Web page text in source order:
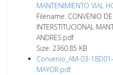
MANTENIMIENTO VIAL
Filename: CONVENIO
INTERSTITUCIONAL
ANDRES.pdf
Size: 2360.85 KB
Convenio_AM-03-
MAYOR.pdf